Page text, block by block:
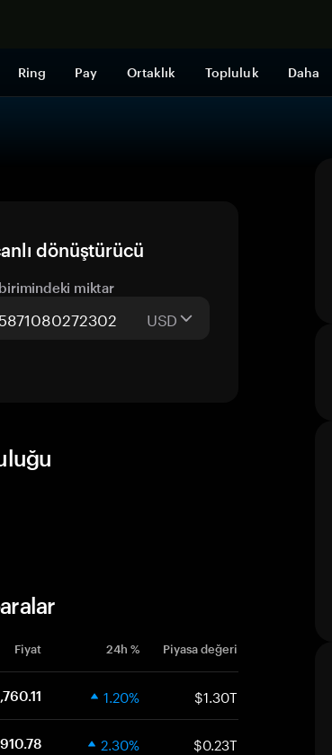
Ring Pay Ortaklık Topluluk Daha
dönüştürücü
miktar
USD
Fiyat 24h % Piyasa değeri
1.20% $1.30T
2.30% $0.23T